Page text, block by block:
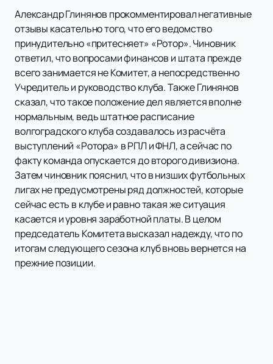
Александр Глинянов прокомментировал негативные
отзывы касательно того, что его ведомство
принудительно «притесняет» «Ротор». Чиновник
ответил, что вопросами финансов и штата прежде
всего занимается не Комитет, а непосредственно
Учредитель и руководство клуба. Также Глинянов
сказал, что такое положение дел является вполне
нормальным, ведь штатное расписание
волгоградского клуба создавалось из расчёта
выступлений «Ротора» в РПЛ и ФНЛ, а сейчас по
факту команда опускается до второго дивизиона.
Затем чиновник пояснил, что в низших футбольных
лигах не предусмотрены ряд должностей, которые
сейчас есть в клубе и равно такая же ситуация
касается и уровня заработной платы. В целом
председатель Комитета высказал надежду, что по
итогам следующего сезона клуб вновь вернется на
прежние позиции.